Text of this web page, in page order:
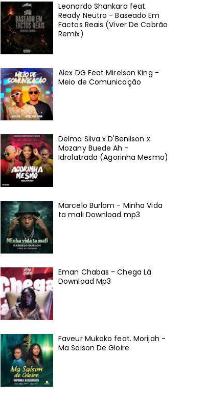
Leonardo Shankara feat.
Ready Neutro - Baseado Em
Factos Reais (Viver De Cabrão
Remix)
Alex DG Feat Mirelson King -
Meio de Comunicação
Delma Silva x D'Benilson x
Mozany Buede Ah -
Idrolatrada (Agorinha Mesmo)
Marcelo Burlom - Minha Vida
ta mali Download mp3
Eman Chabas - Chega Lá
Download Mp3
Faveur Mukoko feat. Morijah -
Ma Saison De Gloire